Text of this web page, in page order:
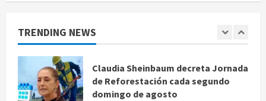
TRENDING NEWS
1
para el examen de ingreso a la
Claudia Sheinbaum decreta Jornada
de Reforestación cada segundo
domingo de agosto